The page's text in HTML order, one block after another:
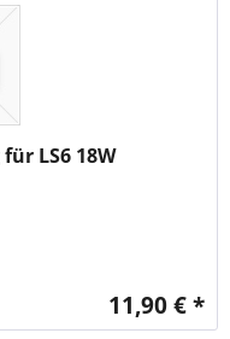
LS6 18W
11,90 € *